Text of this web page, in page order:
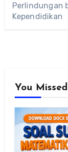
Perlindungan
Kependidikan
You Missed